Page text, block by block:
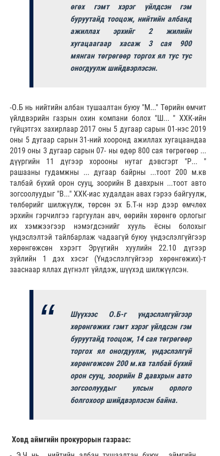
өгөх гэмт хэрэг үйлдсэн гэм
буруутайд тооцож, нийтийн албанд
ажиллах эрхийг 2 жилийн
хугацаагаар хасаж 3 сая 900
мянган төгрөгөөр торгох ял тус тус
оногдуулж шийдвэрлэсэн.
-О.Б нь нийтийн албан тушаалтан буюу "М..." Төрийн өмчит
үйлдвэрийн газрын охин компани болох "Ш... " ХХК-ийн
гүйцэтгэх захирлаар 2017 оны 5 дугаар сарын 01-нэс 2019
оны 5 дугаар сарын 31-ний хооронд ажиллах хугацаандаа
2019 оны 3 дугаар сарын 07- ны өдөр 800 сая төгрөгөөр ...
дүүргийн 11 дүгээр хорооны нутаг дэвсгэрт "Р... "
рашааны гудамжны ... дугаар байрны ...тоот 200 м.кв
талбай бүхий орон сууц, зоорийн В давхрын ...тоот авто
зогсоолуудыг "В..." ХХК-иас худалдан авах гэрээ байгуулж,
төлбөрийг шилжүүлж, төрсөн эх Б.Т-н нэр дээр өмчлөх
эрхийн гэрчилгээ гаргуулан авч, өөрийн хөрөнгө орлогыг
их хэмжээгээр нэмэгдсэнийг хууль ёсны болохыг
үндэслэлтэй тайлбарлаж чадаагүй буюу үндэслэлгүйгээр
хөрөнгөжсөн хэрэгт Эрүүгийн хуулийн 22.10 дүгээр
зүйлийн 1 дэх хэсэг (Үндэслэлгүйгээр хөрөнгөжих)-т
зааснаар яллах дүгнэлт үйлдэж, шүүхэд шилжүүлсэн.
Шүүхээс О.Б-г үндэслэлгүйгээр
хөрөнгөжих гэмт хэрэг үйлдсэн гэм
буруутайд тооцож, 14 сая төгрөгөөр
торгох ял оногдуулж, үндэслэлгүй
хөрөнгөжсөн 200 м.кв талбай бүхий
орон сууц, зоорийн В давхрын авто
зогсоолуудыг улсын орлого
болгохоор шийдвэрлэсэн байна.
Ховд аймгийн прокурорын газраас: